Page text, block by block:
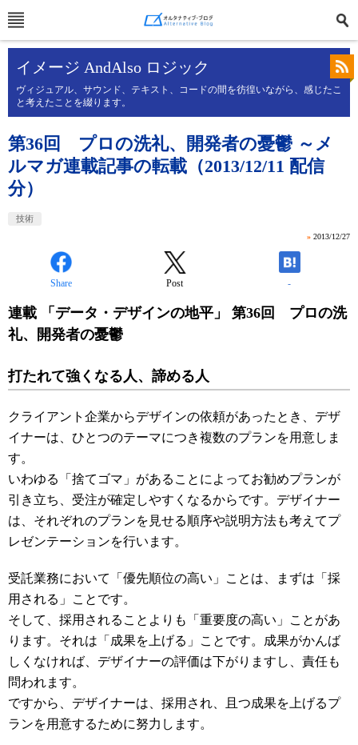
イメージ AndAlso ロジック
ヴィジュアル、サウンド、テキスト、コードの間を彷徨いながら、感じたこ
と考えたことを綴ります。
第36回 プロの洗礼、開発者の憂鬱 ～メ
ルマガ連載記事の転載（2013/12/11 配信
分）
技術
» 2013/12/27
Share Post -
連載 「データ・デザインの地平」 第36回 プロの洗
礼、開発者の憂鬱
打たれて強くなる人、諦める人
クライアント企業からデザインの依頼があったとき、デザ
イナーは、ひとつのテーマにつき複数のプランを用意しま
す。
いわゆる「捨てゴマ」があることによってお勧めプランが
引き立ち、受注が確定しやすくなるからです。デザイナー
は、それぞれのプランを見せる順序や説明方法も考えてプ
レゼンテーションを行います。
受託業務において「優先順位の高い」ことは、まずは「採
用される」ことです。
そして、採用されることよりも「重要度の高い」ことがあ
ります。それは「成果を上げる」ことです。成果がかんば
しくなければ、デザイナーの評価は下がりますし、責任も
問われます。
ですから、デザイナーは、採用され、且つ成果を上げるプ
ランを用意するために努力します。